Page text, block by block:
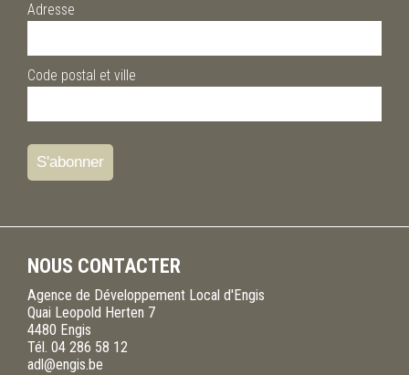
Adresse
Code postal et ville
NOUS CONTACTER
Agence de Développement Local d'Engis
Quai Leopold Herten 7
4480 Engis
Tél. 04 286 58 12
adl@engis.be